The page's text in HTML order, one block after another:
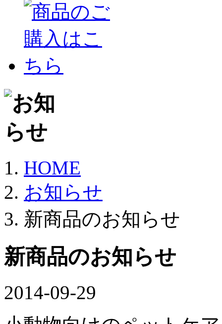
HOME
お知らせ
新商品のお知らせ
新商品のお知らせ
2014-09-29